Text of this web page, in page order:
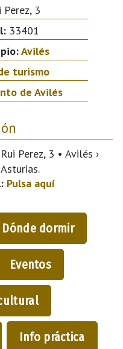
3
33401
Avilés
turismo
de Avilés
Perez, 3 • Avilés ›
Pulsa aquí
Dónde dormir
Eventos
Info práctica